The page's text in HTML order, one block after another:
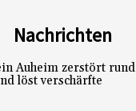
Nachrichten
Auheim zerstört rund
löst verschärfte